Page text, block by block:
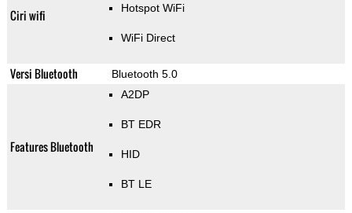
Ciri wifi Hotspot WiFi
WiFi Direct
Versi Bluetooth Bluetooth 5.0
Features Bluetooth
A2DP
BT EDR
HID
BT LE